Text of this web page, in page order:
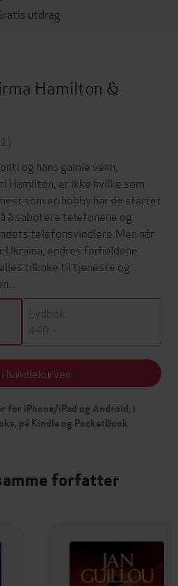
utdrag
Hamilton &
og hans gamle venn,
er ikke hvilke som
som en hobby har de startet
å sabotere telefonene og
telefonsvindlere.Men når
Ukraina, endres forholdene
tilbake til tjeneste og
Lydbok
449,-
handlekurven
for iPhone/iPad og Android, i
på Kindle og PocketBook
forfatter